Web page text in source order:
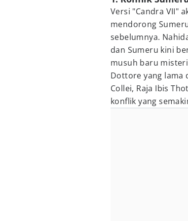
Versi "Candra VII"
mendorong
sebelumnya.
dan Sumeru kini
musuh baru
Dottore yang lama
Collei, Raja Ibis
konflik yang